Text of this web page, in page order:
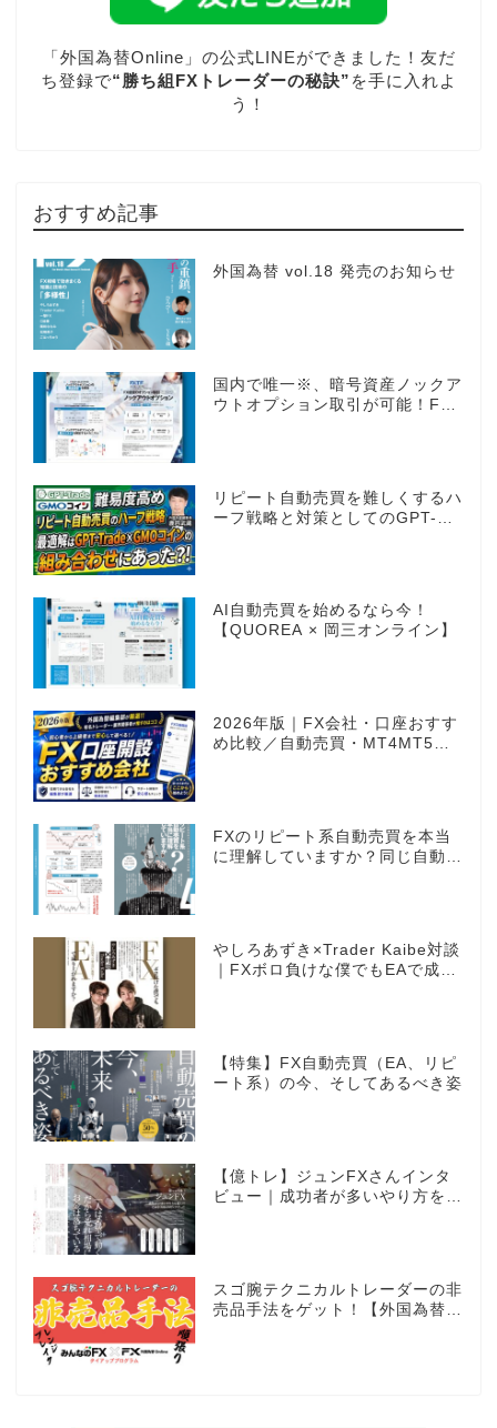
「外国為替Online」の公式LINEができました！友だ
ち登録で“勝ち組FXトレーダーの秘訣” を手に入れよ
う！
おすすめ記事
外国為替 vol.18 発売のお知らせ
国内で唯一※、暗号資産ノックア
ウトオプション取引が可能！FX
リピート自動売買を難しくするハ
ーフ戦略と対策としてのGPT-
AI自動売買を始めるなら今！
【QUOREA × 岡三オンライン】
2026年版｜FX会社・口座おすす
め比較／自動売買・MT4MT5対
FXのリピート系自動売買を本当
に理解していますか？同じ自動売
やしろあずき×Trader Kaibe対談
｜FXボロ負けな僕でもEAで成り
【特集】FX自動売買（EA、リピ
ート系）の今、そしてあるべき姿
【億トレ】ジュンFXさんインタ
ビュー｜成功者が多いやり方を選
スゴ腕テクニカルトレーダーの非
売品手法をゲット！【外国為替×